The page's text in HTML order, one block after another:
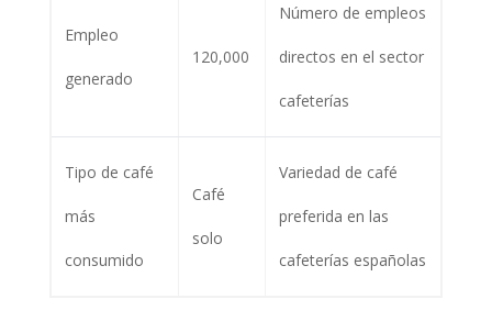
Empleo
generado
120,000
Número de empleos
directos en el sector
cafeterías
Tipo de café
más
consumido
Café
solo
Variedad de café
preferida en las
cafeterías españolas